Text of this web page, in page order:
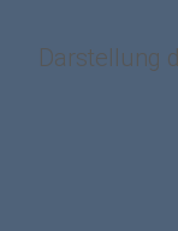
Darstellung